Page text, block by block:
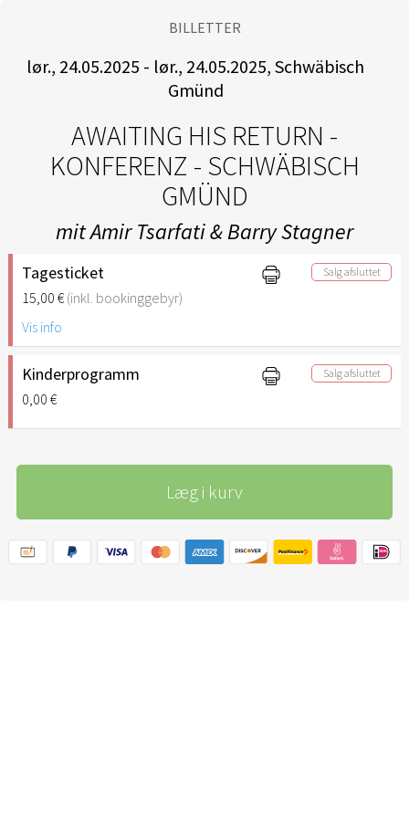
BILLETTER
lør., 24.05.2025 - lør., 24.05.2025, Schwäbisch
Gmünd
AWAITING HIS RETURN -
KONFERENZ - SCHWÄBISCH
GMÜND
mit Amir Tsarfati & Barry Stagner
Tagesticket
15,00 €(inkl. bookinggebyr)
Salg afsluttet
Vis info
Kinderprogramm
0,00 €
Salg afsluttet
Læg i kurv